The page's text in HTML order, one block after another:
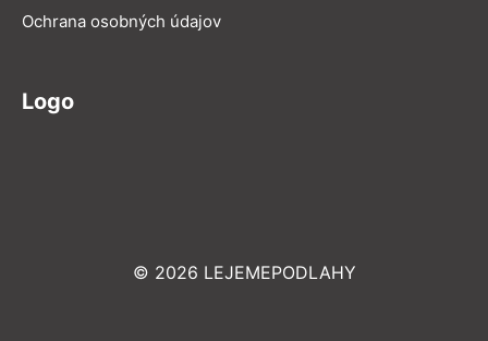
Ochrana osobných údajov
Logo
© 2026 LEJEMEPODLAHY